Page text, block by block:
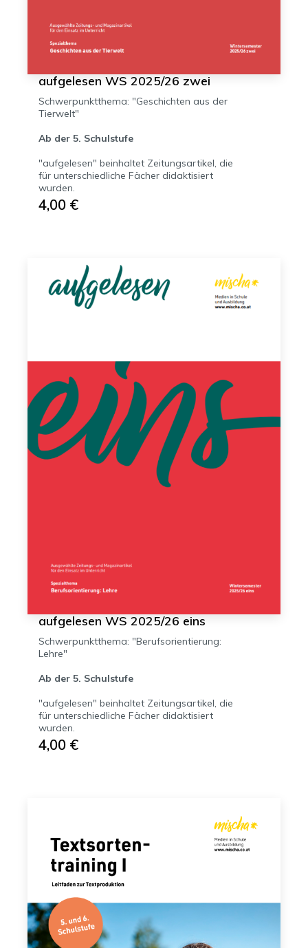
aufgelesen WS 2025/26 zwei
Schwerpunktthema: "Geschichten aus der
Tierwelt"
Ab der 5. Schulstufe
"aufgelesen" beinhaltet Zeitungsartikel, die
für unterschiedliche Fächer didaktisiert
wurden.
4,00 €
aufgelesen WS 2025/26 eins
Schwerpunktthema: "Berufsorientierung:
Lehre"
Ab der 5. Schulstufe
"aufgelesen" beinhaltet Zeitungsartikel, die
für unterschiedliche Fächer didaktisiert
wurden.
4,00 €